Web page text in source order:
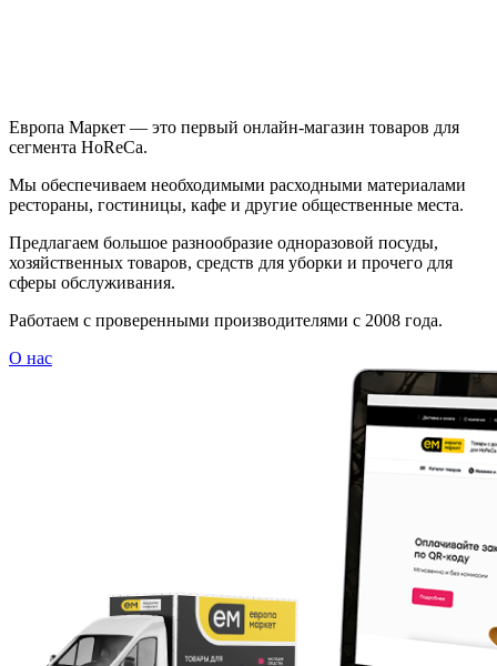
Европа Маркет — это первый онлайн-магазин товаров для
сегмента HoReCa.
Мы обеспечиваем необходимыми расходными материалами
рестораны, гостиницы, кафе и другие общественные места.
Предлагаем большое разнообразие одноразовой посуды,
хозяйственных товаров, средств для уборки и прочего для
сферы обслуживания.
Работаем с проверенными производителями с 2008 года.
О нас